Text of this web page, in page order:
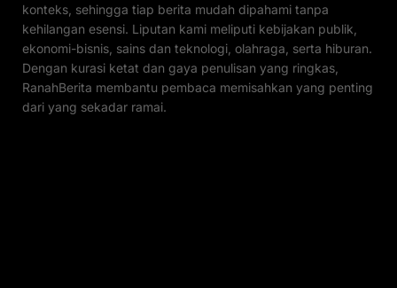
konteks, sehingga tiap berita mudah dipahami tanpa
kehilangan esensi. Liputan kami meliputi kebijakan publik,
ekonomi-bisnis, sains dan teknologi, olahraga, serta hiburan.
Dengan kurasi ketat dan gaya penulisan yang ringkas,
RanahBerita membantu pembaca memisahkan yang penting
dari yang sekadar ramai.